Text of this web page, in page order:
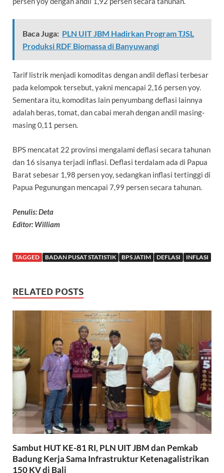
Baca Juga: PLN UIT JBM Hadirkan Program TJSL
Produksi RDF Biomassa di Banyuwangi
Tarif listrik menjadi komoditas dengan andil deflasi terbesar
pada kelompok tersebut, yakni mencapai 2,16 persen yoy.
Sementara itu, komoditas lain penyumbang deflasi lainnya
adalah beras, tomat, dan cabai merah dengan andil masing-
masing 0,11 persen.
BPS mencatat 22 provinsi mengalami deflasi secara tahunan
dan 16 sisanya terjadi inflasi. Deflasi terdalam ada di Papua
Barat sebesar 1,98 persen yoy, sedangkan inflasi tertinggi di
Papua Pegunungan mencapai 7,99 persen secara tahunan.
Penulis: Deta
Editor: William
TAGGED BADAN PUSAT STATISTIK BPS JATIM DEFLASI INFLASI
RELATED POSTS
Sambut HUT KE-81 RI, PLN UIT JBM dan Pemkab
Badung Kerja Sama Infrastruktur Ketenagalistrikan
150 KV di Bali